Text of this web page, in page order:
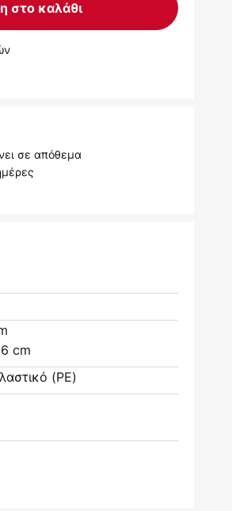
στο καλάθι
σε απόθεμα
cm
(PE)